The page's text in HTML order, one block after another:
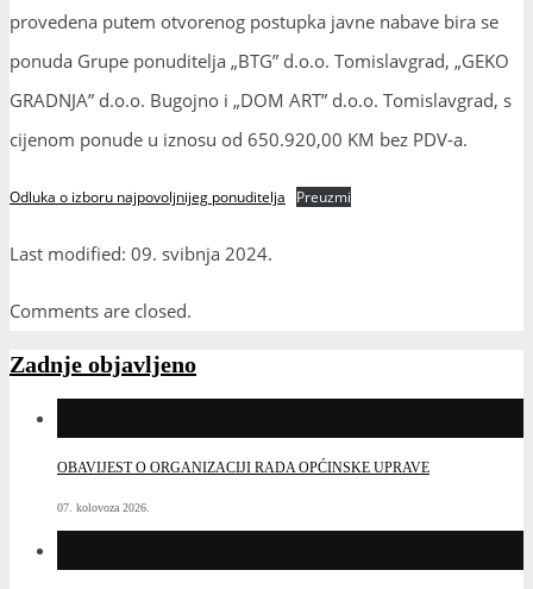
provedena putem otvorenog postupka javne nabave bira se
ponuda Grupe ponuditelja „BTG” d.o.o. Tomislavgrad, „GEKO
GRADNJA” d.o.o. Bugojno i „DOM ART” d.o.o. Tomislavgrad, s
cijenom ponude u iznosu od 650.920,00 KM bez PDV-a.
Odluka o izboru najpovoljnijeg ponuditelja Preuzmi
Last modified: 09. svibnja 2024.
Comments are closed.
Zadnje objavljeno
OBAVIJEST O ORGANIZACIJI RADA OPĆINSKE UPRAVE
07. kolovoza 2026.